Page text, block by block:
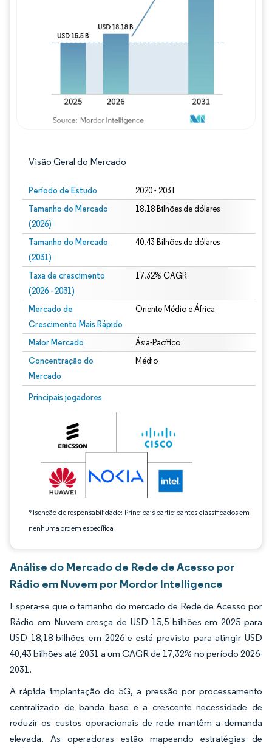
Visão Geral do Mercado
Período de Estudo 2020 - 2031
Tamanho do Mercado
(2026)
18.18 Bilhões de dólares
Tamanho do Mercado
(2031)
40.43 Bilhões de dólares
Taxa de crescimento
(2026 - 2031)
17.32% CAGR
Mercado de
Crescimento Mais Rápido
Oriente Médio e África
Maior Mercado Ásia-Pacífico
Concentração do
Mercado
Médio
Principais jogadores
*Isenção de responsabilidade: Principais participantes classificados em
nenhuma ordem específica
Imagem © Mordor Intelligence. O reuso requer atribuição conforme CC BY 4.0.
Imagem © Mordor Intelligence. O reuso
Análise do Mercado de Rede de Acesso por
Rádio em Nuvem por Mordor Intelligence
Espera-se que o tamanho do mercado de Rede de Acesso por
Rádio em Nuvem cresça de USD 15,5 bilhões em 2025 para
USD 18,18 bilhões em 2026 e está previsto para atingir USD
40,43 bilhões até 2031 a um CAGR de 17,32% no período 2026-
2031.
A rápida implantação do 5G, a pressão por processamento
centralizado de banda base e a crescente necessidade de
reduzir os custos operacionais de rede mantêm a demanda
elevada. As operadoras estão mapeando estratégias de